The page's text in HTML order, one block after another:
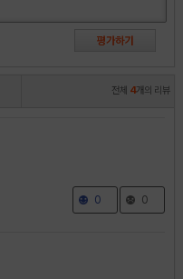
전체 4개의 리뷰
0 0